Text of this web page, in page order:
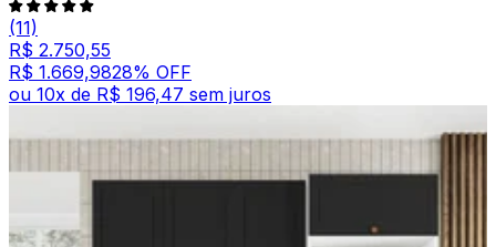
(11)
R$ 2.750,55
R$ 1.669,9828% OFF
ou 10x de R$ 196,47 sem juros